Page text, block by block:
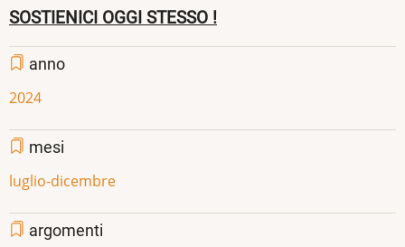
SOSTIENICI OGGI STESSO !
anno
2024
mesi
luglio-dicembre
argomenti